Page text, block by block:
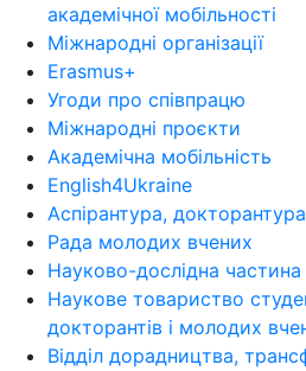
академічної мобільності
Міжнародні організації
Erasmus+
Угоди про співпрацю
Міжнародні проєкти
Академічна мобільність
English4Ukraine
Аспірантура, докторантура
Рада молодих вчених
Науково-дослідна частина
Наукове товариство
докторантів і молодих
Відділ дорадництва,